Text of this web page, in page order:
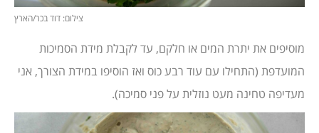
צילום: דוד בכר/הארץ
מוסיפים את יתרת המים או חלקם, עד לקבלת מידת הסמיכות
המועדפת (התחילו עם עוד רבע כוס ואז הוסיפו במידת הצורך, אני
מעדיפה טחינה מעט נוזלית על פני סמיכה).